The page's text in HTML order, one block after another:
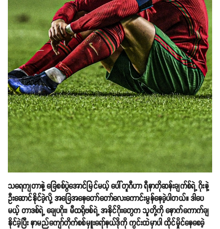
သရေကျတာနဲ့ ခြေစစ်ပွဲအောင်မြင်မယ့် ပေါ်တူဂီဟာ ရီနာတိုဆန်းချက်စ်ရဲ့ ဂိုးနဲ့
ဦးဆောင်နိုင်ခဲ့လို့ အခြေအနေတော်တော်လေးကောင်းမွန်နေခဲ့ပါတယ်။ ဒါပေ
မယ့် တာဒစ်ရဲ့ ချေပဂိုး၊ မီထရိုဗစ်ရဲ့ အနိုင်ဂိုးတွေက သူတို့ကို နောက်ကောက်ချ
နိုင်ခဲ့ပြီး နာမည်ကျော်တိုက်စစ်မှူးရော်နယ်ဒိုကို ကွင်းထဲမှာပါ ထိုင်မှိုင်နေစေခဲ့